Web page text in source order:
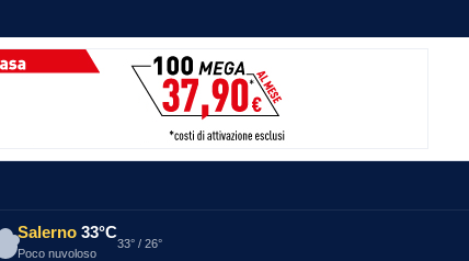
Salerno 33°C
Poco nuvoloso
33° / 26°